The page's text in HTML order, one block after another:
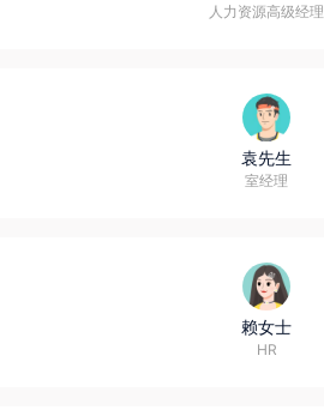
人力资源高级经理
袁先生
室经理
赖女士
HR